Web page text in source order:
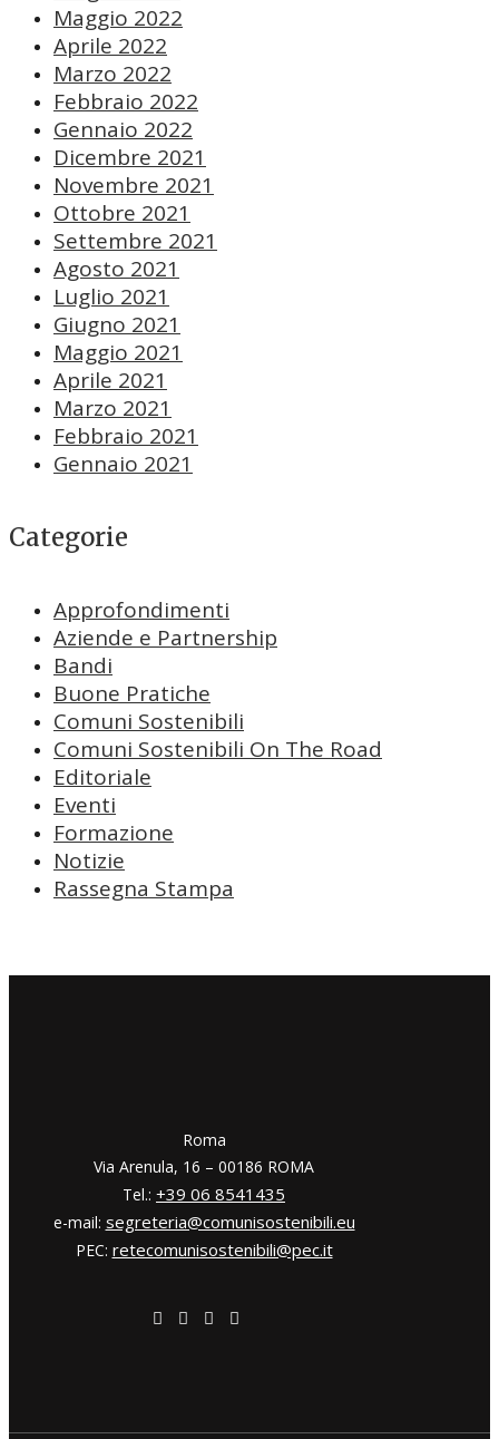
Maggio 2022
Aprile 2022
Marzo 2022
Febbraio 2022
Gennaio 2022
Dicembre 2021
Novembre 2021
Ottobre 2021
Settembre 2021
Agosto 2021
Luglio 2021
Giugno 2021
Maggio 2021
Aprile 2021
Marzo 2021
Febbraio 2021
Gennaio 2021
Categorie
Approfondimenti
Aziende e Partnership
Bandi
Buone Pratiche
Comuni Sostenibili
Comuni Sostenibili On The Road
Editoriale
Eventi
Formazione
Notizie
Rassegna Stampa
​​Roma
Via Arenula, 16 – 00186 ROMA
Tel.: +39 06 8541435
e-mail: segreteria@comunisostenibili.eu
PEC: retecomunisostenibili@pec.it